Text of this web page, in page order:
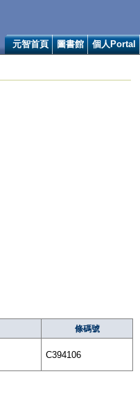
元智首頁 圖書館 個人Portal
條碼號
C394106